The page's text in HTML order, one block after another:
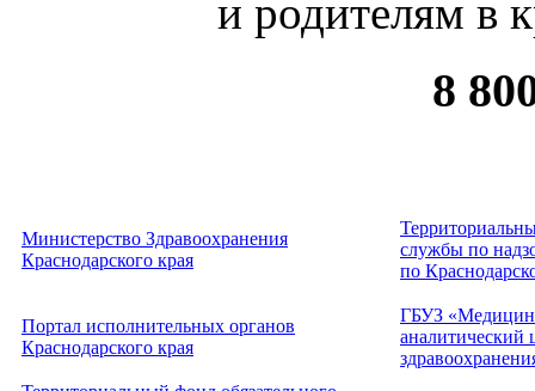
и родителям в
8
Министерство Здравоохранения
Краснодарского края
службы по
по
Портал исполнительных органов
Краснодарского края
ГБУЗ
аналитический